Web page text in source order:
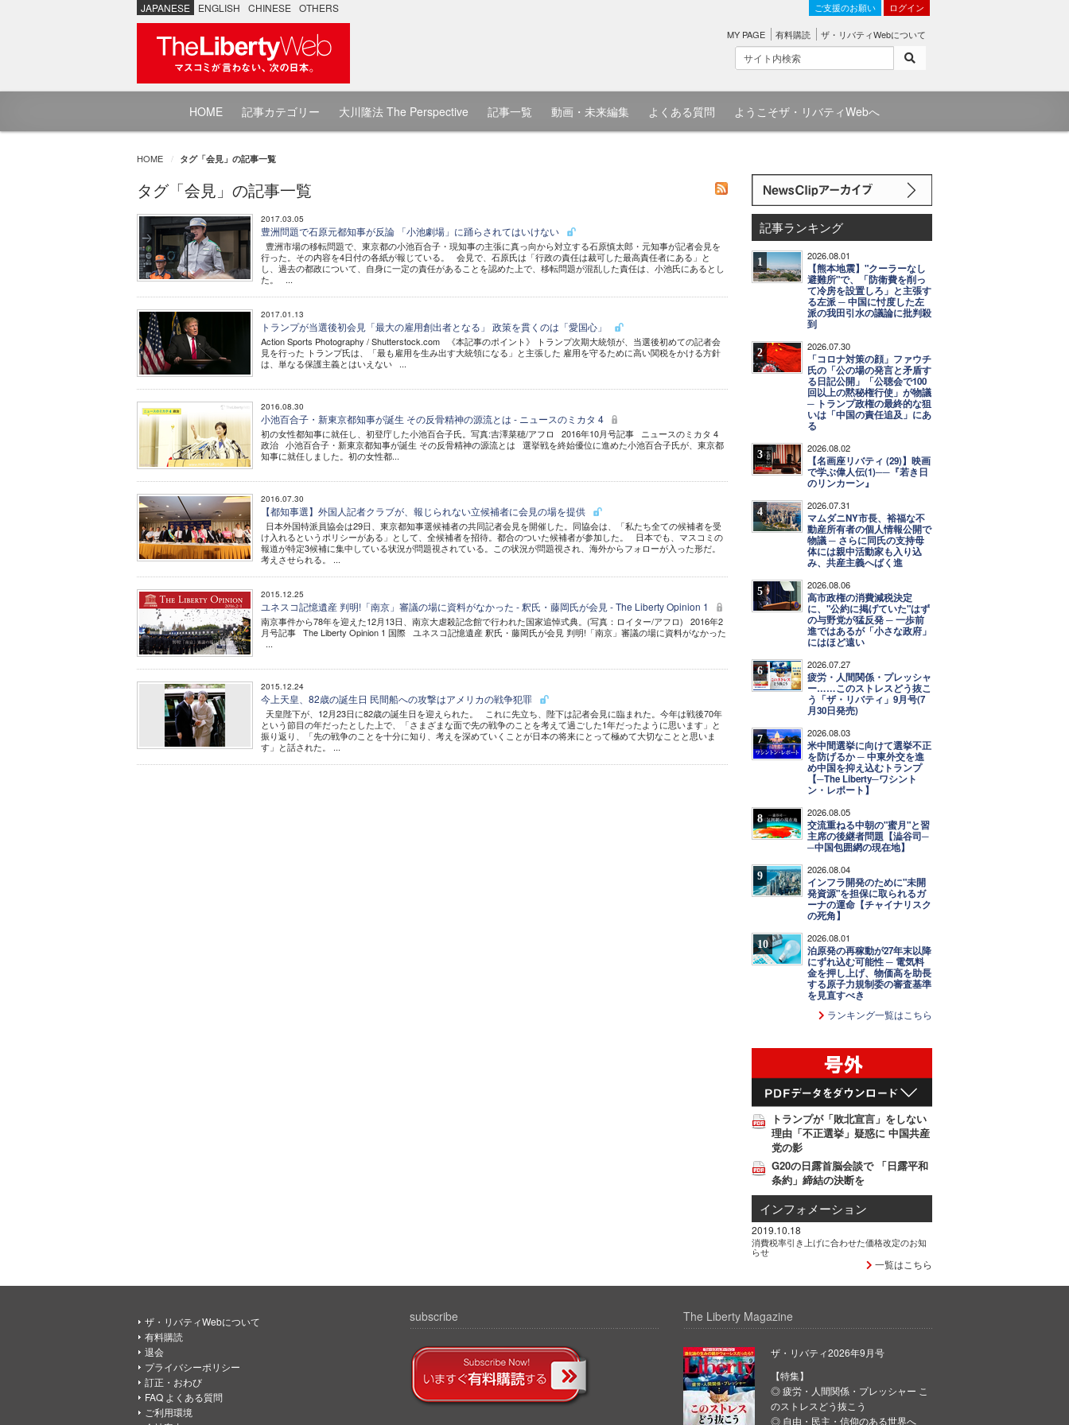
JAPANESE ENGLISH CHINESE OTHERS ご支援のお願い ログイン
MY PAGE 有料購読 ザ・リバティWebについて
HOME 記事カテゴリー 大川隆法 The Perspective 記事一覧 動画・未来編集 よくある質問 ようこそザ・リバティWebへ
HOME タグ「会見」の記事一覧
タグ「会見」の記事一覧
2017.03.05
豊洲問題で石原元都知事が反論 「小池劇場」に踊らされてはいけない
豊洲市場の移転問題で、東京都の小池百合子・現知事の主張に真っ向から対立する石原慎太郎・元知事が記者会見を
行った。その内容を4日付の各紙が報じている。 会見で、石原氏は「行政の責任は裁可した最高責任者にある」と
し、過去の都政について、自身に一定の責任があることを認めた上で、移転問題が混乱した責任は、小池氏にあるとし
た。 ...
2017.01.13
トランプが当選後初会見「最大の雇用創出者となる」 政策を貫くのは「愛国心」
Action Sports Photography / Shutterstock.com 《本記事のポイント》 トランプ次期大統領が、当選後初めての記者会
見を行った トランプ氏は、「最も雇用を生み出す大統領になる」と主張した 雇用を守るために高い関税をかける方針
は、単なる保護主義とはいえない ...
2016.08.30
小池百合子・新東京都知事が誕生 その反骨精神の源流とは - ニュースのミカタ 4
初の女性都知事に就任し、初登庁した小池百合子氏。写真:吉澤菜穂/アフロ 2016年10月号記事 ニュースのミカタ 4
政治 小池百合子・新東京都知事が誕生 その反骨精神の源流とは 選挙戦を終始優位に進めた小池百合子氏が、東京都
知事に就任しました。初の女性都...
2016.07.30
【都知事選】外国人記者クラブが、報じられない立候補者に会見の場を提供
日本外国特派員協会は29日、東京都知事選候補者の共同記者会見を開催した。同協会は、「私たち全ての候補者を受
け入れるというポリシーがある」として、全候補者を招待。都合のついた候補者が参加した。 日本でも、マスコミの
報道が特定3候補に集中している状況が問題視されている。この状況が問題視され、海外からフォローが入った形だ。
考えさせられる。 ...
2015.12.25
ユネスコ記憶遺産 判明!「南京」審議の場に資料がなかった - 釈氏・藤岡氏が会見 - The Liberty Opinion 1
南京事件から78年を迎えた12月13日、南京大虐殺記念館で行われた国家追悼式典。(写真：ロイター/アフロ) 2016年2
月号記事 The Liberty Opinion 1 国際 ユネスコ記憶遺産 釈氏・藤岡氏が会見 判明!「南京」審議の場に資料がなかった
...
2015.12.24
今上天皇、82歳の誕生日 民間船への攻撃はアメリカの戦争犯罪
天皇陛下が、12月23日に82歳の誕生日を迎えられた。 これに先立ち、陛下は記者会見に臨まれた。今年は戦後70年
という節目の年だったとした上で、「さまざまな面で先の戦争のことを考えて過ごした1年だったように思います」と
振り返り、「先の戦争のことを十分に知り、考えを深めていくことが日本の将来にとって極めて大切なことと思いま
す」と話された。 ...
記事ランキング
1 2026.08.01
【熊本地震】"クーラーなし
避難所"で、「防衛費を削っ
て冷房を設置しろ」と主張す
る左派 ─ 中国に忖度した左
派の我田引水の議論に批判殺
到
2 2026.07.30
「コロナ対策の顔」ファウチ
氏の「公の場の発言と矛盾す
る日記公開」「公聴会で100
回以上の黙秘権行使」が物議
─ トランプ政権の最終的な狙
いは「中国の責任追及」にあ
る
3 2026.08.02
【名画座リバティ (29)】映画
で学ぶ偉人伝(1)──『若き日
のリンカーン』
4 2026.07.31
マムダニNY市長、裕福な不
動産所有者の個人情報公開で
物議 ─ さらに同氏の支持母
体には親中活動家も入り込
み、共産主義へばく進
5 2026.08.06
高市政権の消費減税決定
に、"公約に掲げていた"はず
の与野党が猛反発 ─ 一歩前
進ではあるが「小さな政府」
にはほど遠い
6 2026.07.27
疲労・人間関係・プレッシャ
ー……このストレスどう抜こ
う「ザ・リバティ」9月号(7
月30日発売)
7 2026.08.03
米中間選挙に向けて選挙不正
を防げるか ─ 中東外交を進
め中国を抑え込むトランプ
【─The Liberty─ワシント
ン・レポート】
8 2026.08.05
交流重ねる中朝の"蜜月"と習
主席の後継者問題【澁谷司─
─中国包囲網の現在地】
9 2026.08.04
インフラ開発のために"未開
発資源"を担保に取られるガ
ーナの運命【チャイナリスク
の死角】
10 2026.08.01
泊原発の再稼動が27年末以降
にずれ込む可能性 ─ 電気料
金を押し上げ、物価高を助長
する原子力規制委の審査基準
を見直すべき
ランキング一覧はこちら
トランプが「敗北宣言」をしない
理由「不正選挙」疑惑に 中国共産
党の影
G20の日露首脳会談で 「日露平和
条約」締結の決断を
インフォメーション
2019.10.18
消費税率引き上げに合わせた価格改定のお知
らせ
一覧はこちら
ザ・リバティWebについて
有料購読
退会
プライバシーポリシー
訂正・おわび
FAQ よくある質問
ご利用環境
subscribe The Liberty Magazine
ザ・リバティ2026年9月号
【特集】
◎ 疲労・人間関係・プレッシャー こ
のストレスどう抜こう
◎ 自由・民主・信仰のある世界へ